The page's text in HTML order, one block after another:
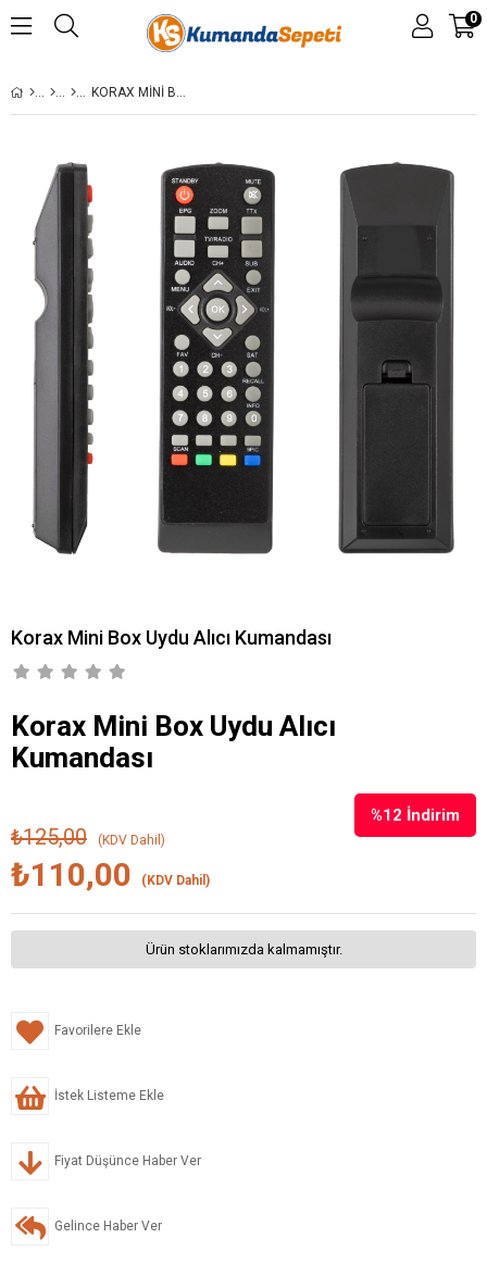
0
KORAX MINI BOX UYDU ALICI KUMANDASI
Korax Mini Box Uydu Alıcı Kumandası
Korax Mini Box Uydu Alıcı
Kumandası
%12 İndirim
₺125,00 (KDV Dahil)
₺110,00 (KDV Dahil)
Ürün stoklarımızda kalmamıştır.
Favorilere Ekle
İstek Listeme Ekle
Fiyat Düşünce Haber Ver
Gelince Haber Ver